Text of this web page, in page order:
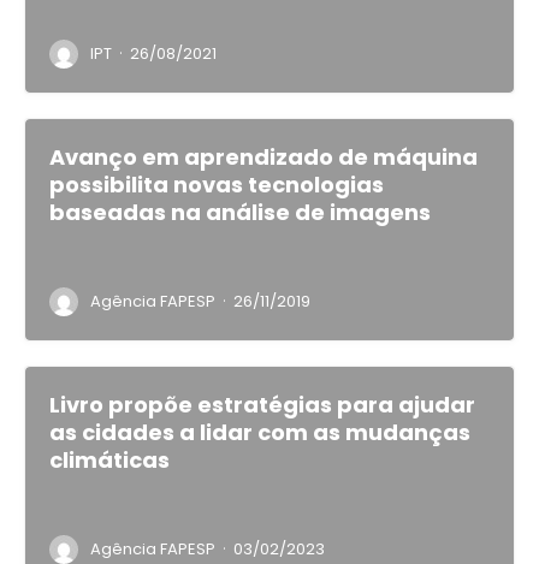
IPT · 26/08/2021
Avanço em aprendizado de máquina
possibilita novas tecnologias
baseadas na análise de imagens
Agência FAPESP · 26/11/2019
Livro propõe estratégias para ajudar
as cidades a lidar com as mudanças
climáticas
Agência FAPESP · 03/02/2023